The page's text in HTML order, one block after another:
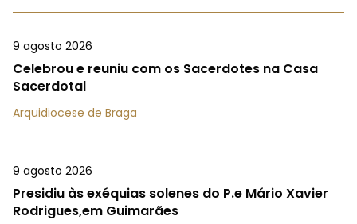
9 agosto 2026
Celebrou e reuniu com os Sacerdotes na Casa
Sacerdotal
Arquidiocese de Braga
9 agosto 2026
Presidiu às exéquias solenes do P.e Mário Xavier
Rodrigues,em Guimarães